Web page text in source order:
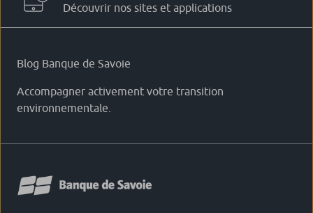
Découvrir nos sites et applications
Blog Banque de Savoie
Accompagner activement votre transition
environnementale.